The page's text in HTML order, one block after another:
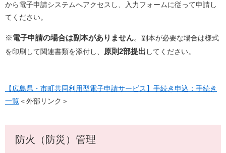
から電子申請システムへアクセスし、入力フォームに従って申請し
てください。
※電子申請の場合は副本がありません。 副本が必要な場合は様式
を印刷して関連書類を添付し、
原則2部提出 してください。
【広島県・市町共同利用型電子申請サービス】手続き申込：手続き
一覧＜外部リンク＞
防火（防災）管理